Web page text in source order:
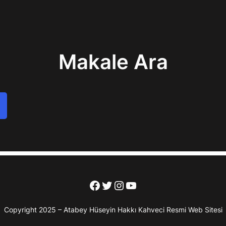
Makale Ara
Facebook
Twitter
Instagram
YouTube
Copyright 2025 – Atabey Hüseyin Hakkı Kahveci Resmi Web Sitesi